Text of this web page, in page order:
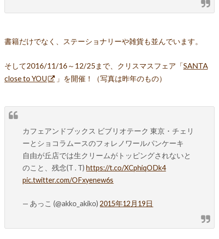
書籍だけでなく、ステーショナリーや雑貨も並んでいます。
そして2016/11/16～12/25まで、クリスマスフェア「SANTA
close to YOU
」を開催！（写真は昨年のもの）
カフェアンドブックス ビブリオテーク 東京・チェリ
ーとショコラムースのフォレノワールパンケーキ
自由が丘店では生クリームがトッピングされないと
のこと、残念(T . T)https://t.co/XCphiqODk4
pic.twitter.com/OFxyenew6s
— あっこ (@akko_akiko)2015年12月19日